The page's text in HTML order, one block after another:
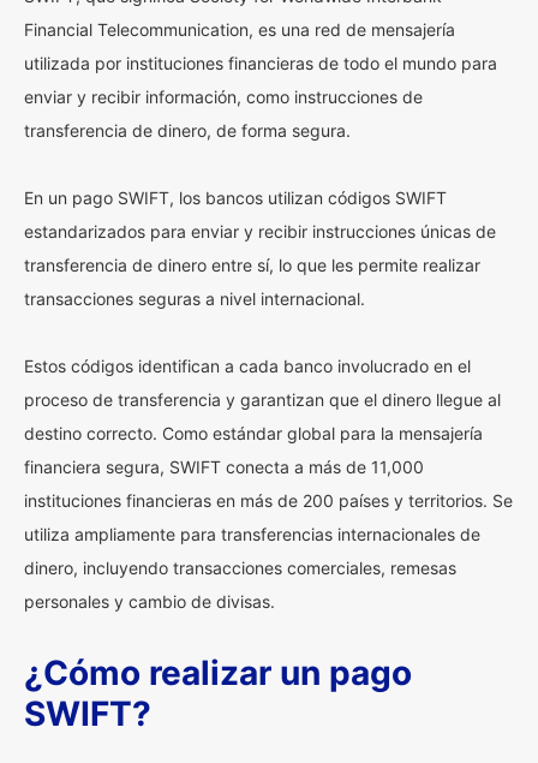
Financial Telecommunication, es una red de mensajería
utilizada por instituciones financieras de todo el mundo para
enviar y recibir información, como instrucciones de
transferencia de dinero, de forma segura.
En un pago SWIFT, los bancos utilizan códigos SWIFT
estandarizados para enviar y recibir instrucciones únicas de
transferencia de dinero entre sí, lo que les permite realizar
transacciones seguras a nivel internacional.
Estos códigos identifican a cada banco involucrado en el
proceso de transferencia y garantizan que el dinero llegue al
destino correcto. Como estándar global para la mensajería
financiera segura, SWIFT conecta a más de 11,000
instituciones financieras en más de 200 países y territorios. Se
utiliza ampliamente para transferencias internacionales de
dinero, incluyendo transacciones comerciales, remesas
personales y cambio de divisas.
¿Cómo realizar un pago
SWIFT?